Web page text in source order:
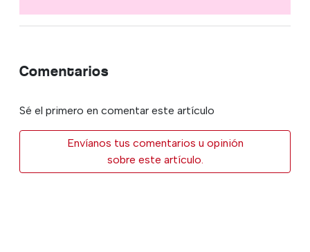
Comentarios
Sé el primero en comentar este artículo
Envíanos tus comentarios u opinión
sobre este artículo.